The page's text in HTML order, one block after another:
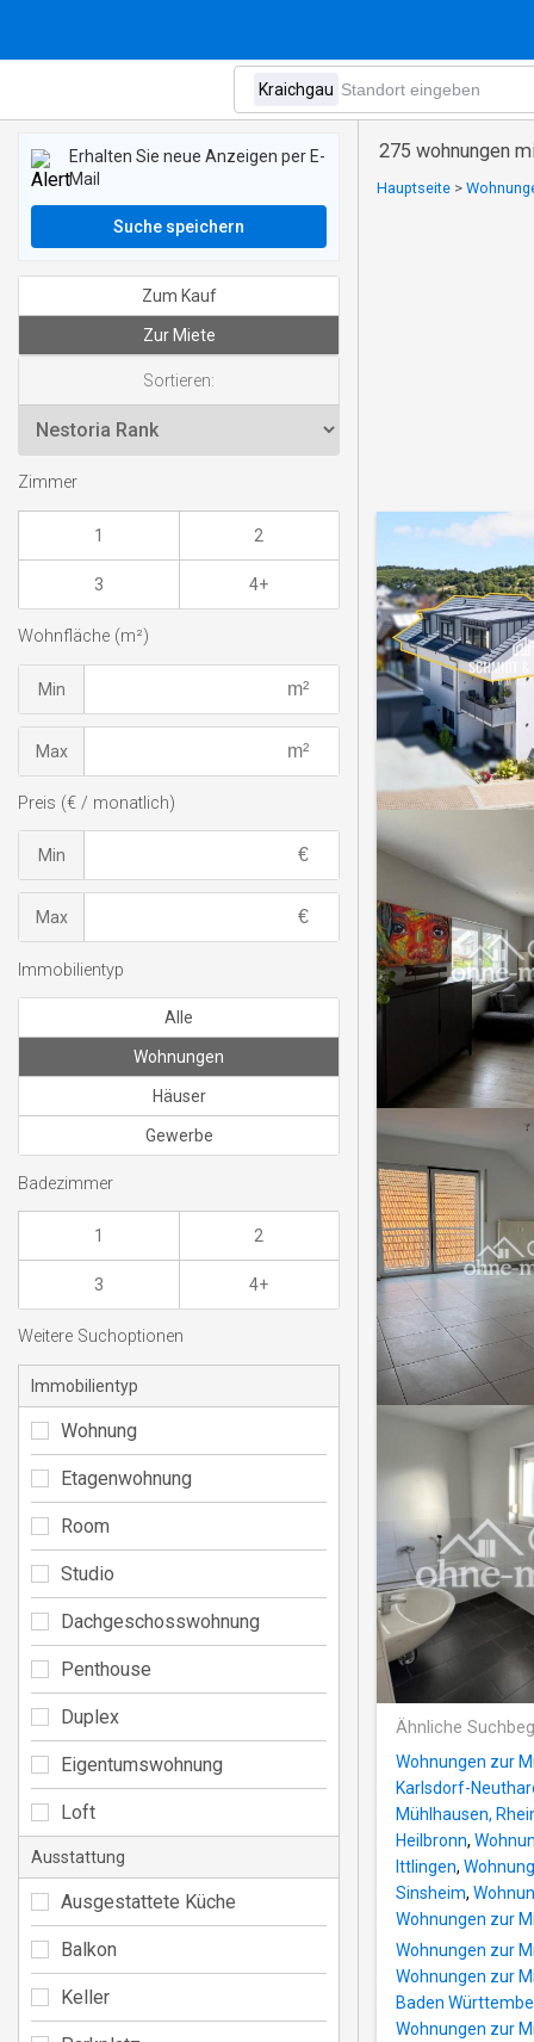
275 wohnungen
Hauptseite >
Ähnliche
Wohnungen zur
Karlsdorf-
Mühlhausen,
Heilbronn,
Ittlingen,
Sinsheim,
Wohnungen zur
Wohnungen zur
Wohnungen zur
Baden
Wohnungen zur
Erhalten Sie neue Anzeigen per E-
Mail
Suche speichern
Zum Kauf
Zur Miete
Sortieren:
Zimmer
1 2
3 4+
Wohnfläche (m²)
Min
Max
Preis (€ / monatlich)
Min
Max
Immobilientyp
Alle
Wohnungen
Häuser
Gewerbe
Badezimmer
1 2
3 4+
Weitere Suchoptionen
Immobilientyp
Wohnung
Etagenwohnung
Room
Studio
Dachgeschosswohnung
Penthouse
Duplex
Eigentumswohnung
Loft
Ausstattung
Ausgestattete Küche
Balkon
Keller